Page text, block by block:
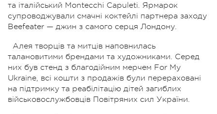
та італійський Montecchi Capuleti. Ярмарок
супроводжували смачні коктейлі партнера заходу
Beefeater — джин з самого серця Лондону.
Алея творців та митців наповнилась
талановитими брендами та художниками. Серед
них був стенд з благодійним мерчем For My
Ukraine, всі кошти з продажів були перераховані
на підтримку та реабілітацію дітей загиблих
військовослужбовців Повітряних сил України.